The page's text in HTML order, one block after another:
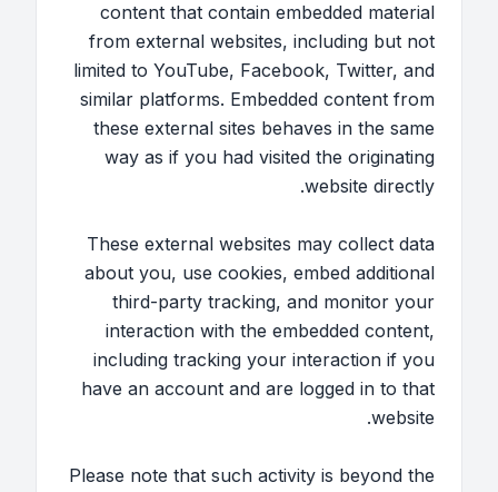
content that contain embedded material
from external websites, including but not
limited to YouTube, Facebook, Twitter, and
similar platforms. Embedded content from
these external sites behaves in the same
way as if you had visited the originating
website directly.
These external websites may collect data
about you, use cookies, embed additional
third-party tracking, and monitor your
interaction with the embedded content,
including tracking your interaction if you
have an account and are logged in to that
website.
Please note that such activity is beyond the